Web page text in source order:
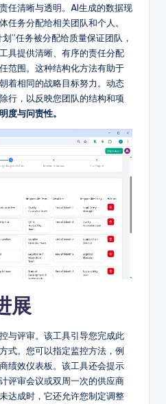
任清晰与透明。AI生成的数据现
任务分配给相关团队和个人。
”任务被分配给质量保证团队，
具提供清晰、有序的责任分配
范围。这种结构化方法有助于
着相同的战略目标努力。动态
行，以反映您团队的结构和项
度与问责性。
展
与评审。该工具引导您完成此
式。您可以指定监控方法，例
绩效仪表板。该工具还会提示
评审会议或双周一次的供应商
达成时，它还允许您制定调整